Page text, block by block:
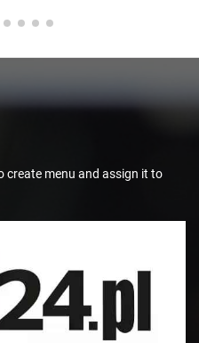
create menu and assign it to